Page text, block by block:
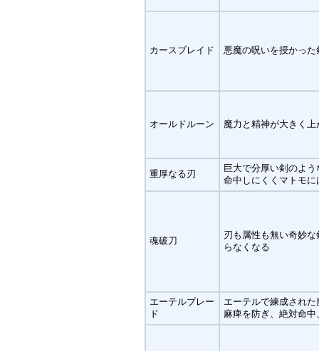
カースブレイド 悪魔の呪いを授かっ
オールドルーン 魔力と精神が大きく
重厚なる刃
巨大で分厚い剣のよ
命中しにくくマトモに
魂破刀
刃も属性も無い奇妙
らなくなる
エーテルブレー
ド
エーテルで練成された
麻痺を防ぎ、絶対命